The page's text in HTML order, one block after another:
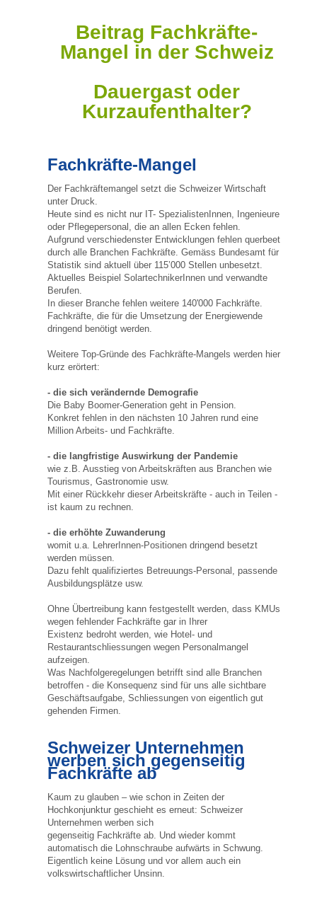
Beitrag Fachkräfte-
Mangel in der Schweiz
Dauergast oder
Kurzaufenthalter?
Fachkräfte-Mangel
Der Fachkräftemangel setzt die Schweizer Wirtschaft
unter Druck.
Heute sind es nicht nur IT- SpezialistenInnen, Ingenieure
oder Pflegepersonal, die an allen Ecken fehlen.
Aufgrund verschiedenster Entwicklungen fehlen querbeet
durch alle Branchen Fachkräfte. Gemäss Bundesamt für
Statistik sind aktuell über 115’000 Stellen unbesetzt.
Aktuelles Beispiel SolartechnikerInnen und verwandte
Berufen.
In dieser Branche fehlen weitere 140'000 Fachkräfte.
Fachkräfte, die für die Umsetzung der Energiewende
dringend benötigt werden.
Weitere Top-Gründe des Fachkräfte-Mangels werden hier
kurz erörtert:
- die sich verändernde Demografie
Die Baby Boomer-Generation geht in Pension.
Konkret fehlen in den nächsten 10 Jahren rund eine
Million Arbeits- und Fachkräfte.
- die langfristige Auswirkung der Pandemie
wie z.B. Ausstieg von Arbeitskräften aus Branchen wie
Tourismus, Gastronomie usw.
Mit einer Rückkehr dieser Arbeitskräfte - auch in Teilen -
ist kaum zu rechnen.
- die erhöhte Zuwanderung
womit u.a. LehrerInnen-Positionen dringend besetzt
werden müssen.
Dazu fehlt qualifiziertes Betreuungs-Personal, passende
Ausbildungsplätze usw.
Ohne Übertreibung kann festgestellt werden, dass KMUs
wegen fehlender Fachkräfte gar in Ihrer
Existenz bedroht werden, wie Hotel- und
Restaurantschliessungen wegen Personalmangel
aufzeigen.
Was Nachfolgeregelungen betrifft sind alle Branchen
betroffen - die Konsequenz sind für uns alle sichtbare
Geschäftsaufgabe, Schliessungen von eigentlich gut
gehenden Firmen.
Schweizer Unternehmen
werben sich gegenseitig
Fachkräfte ab
Kaum zu glauben – wie schon in Zeiten der
Hochkonjunktur geschieht es erneut: Schweizer
Unternehmen werben sich
gegenseitig Fachkräfte ab. Und wieder kommt
automatisch die Lohnschraube aufwärts in Schwung.
Eigentlich keine Lösung und vor allem auch ein
volkswirtschaftlicher Unsinn.